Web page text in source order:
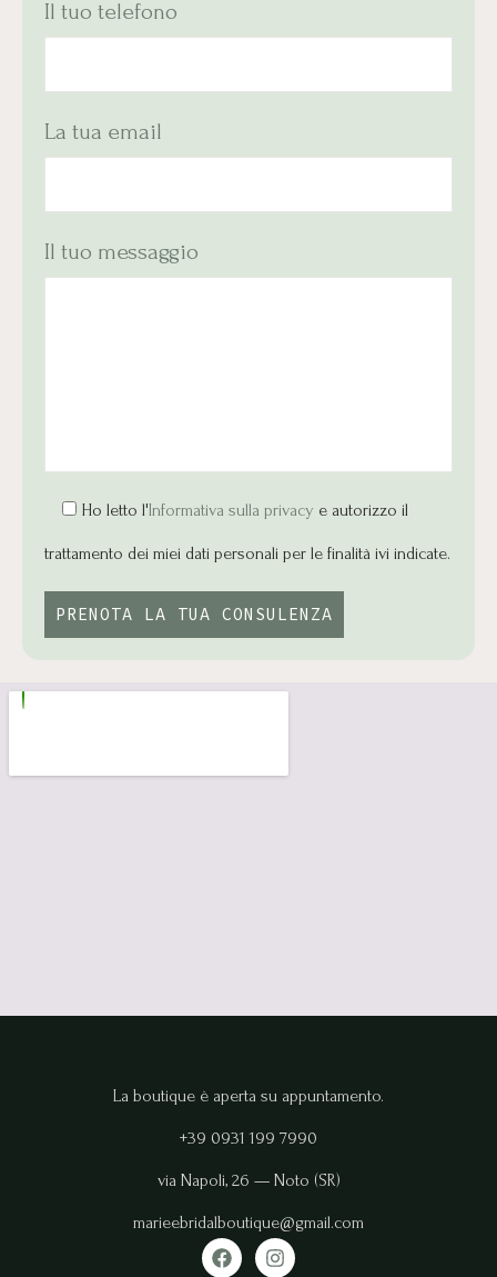
Il tuo telefono
La tua email
Il tuo messaggio
Ho letto l'Informativa sulla privacy e autorizzo il
trattamento dei miei dati personali per le finalità ivi indicate.
La boutique è aperta su appuntamento.
+39 0931 199 7990
via Napoli, 26 — Noto (SR)
marieebridalboutique@gmail.com